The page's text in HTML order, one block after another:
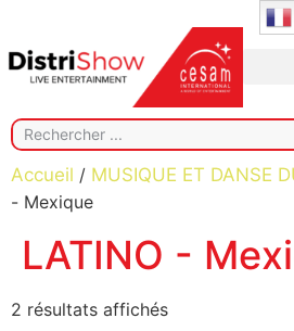
Accueil / MUSIQUE ET DANSE
- Mexique
LATINO -
2 résultats affichés